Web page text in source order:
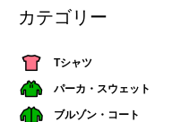
カテゴリー
Tシャツ
パーカ・スウェット
ブルゾン・コート